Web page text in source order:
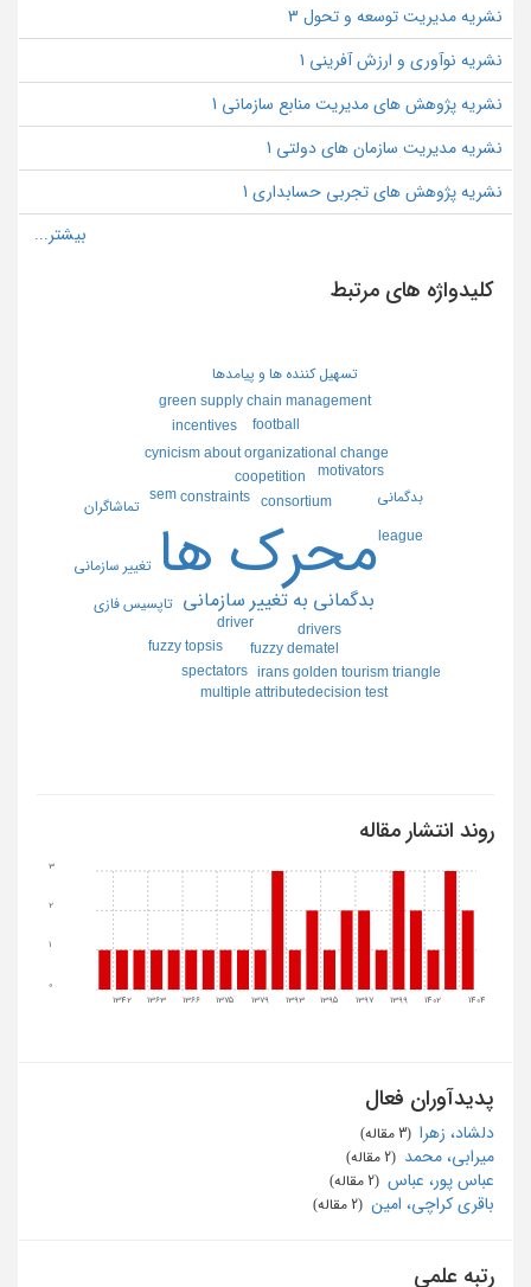
نشریه مدیریت توسعه و تحول 3
نشریه نوآوری و ارزش آفرینی 1
نشریه پژوهش های مدیریت منابع سازمانی 1
نشریه مدیریت سازمان‌ های دولتی 1
نشریه پژوهش های تجربی حسابداری 1
کلیدواژه های مرتبط
محرك ها
بدگماني به تغيير سازماني
consortium
constraints
coopetition
cynicism about organizational change
driver drivers
football
fuzzy dematel
fuzzy topsis
green supply chain management
incentives
irans golden tourism triangle
league
motivators
multiple attributedecision test
sem
spectators
بدگماني
تاپسيس فازي
تسهيل كننده ها و پيامدها
تغيير سازماني
تماشاگران
روند انتشار مقاله
1342 1363 1366 1375 1379 1393 1395 1397 1399 1402 1404
3
پدیدآوران فعال
دلشاد، زهرا
میرابی، محمد
عباس پور، عباس
باقری کراچی، امین
رتبه علمی